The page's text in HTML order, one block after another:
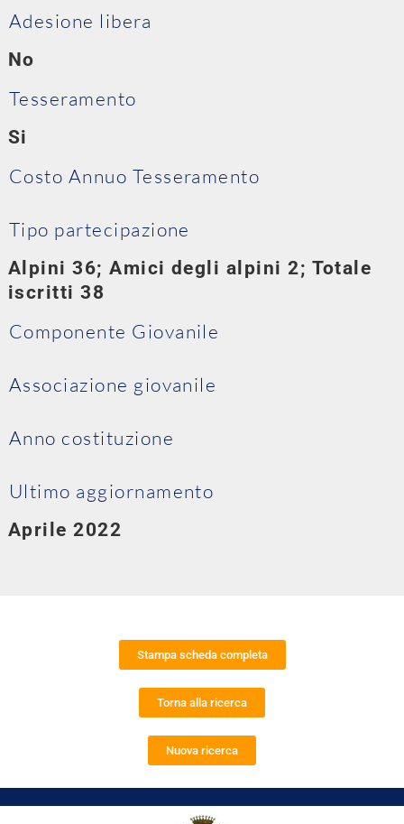
Adesione libera
No
Tesseramento
Si
Costo Annuo Tesseramento
Tipo partecipazione
Alpini 36; Amici degli alpini 2; Totale
iscritti 38
Componente Giovanile
Associazione giovanile
Anno costituzione
Ultimo aggiornamento
Aprile 2022
Stampa scheda completa
Torna alla ricerca
Nuova ricerca